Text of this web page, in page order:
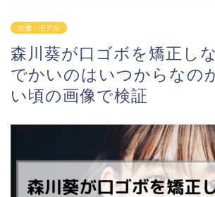
女優・モデル
森川葵が口ゴボを矯正し
でかいのはいつからなの
い頃の画像で検証